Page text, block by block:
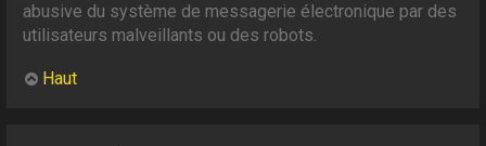
abusive du système de messagerie électronique par des
utilisateurs malveillants ou des robots.
Haut